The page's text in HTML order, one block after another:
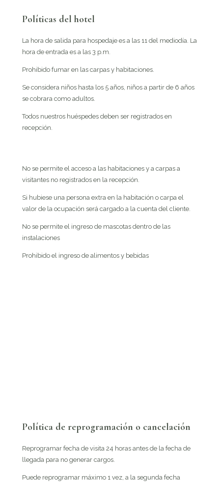
Políticas del hotel
La hora de salida para hospedaje es a las 11 del mediodía. La
hora de entrada es a las 3 p.m.
Prohibido fumar en las carpas y habitaciones.
Se considera niños hasta los 5 años, niños a partir de 6 años
se cobrara como adultos.
Todos nuestros huéspedes deben ser registrados en
recepción.
No se permite el acceso a las habitaciones y a carpas a
visitantes no registrados en la recepción.
Si hubiese una persona extra en la habitación o carpa el
valor de la ocupación será cargado a la cuenta del cliente.
No se permite el ingreso de mascotas dentro de las
instalaciones
Prohibido el ingreso de alimentos y bebidas
Política de reprogramación o cancelación
Reprogramar fecha de visita 24 horas antes de la fecha de
llegada para no generar cargos.
Puede reprogramar máximo 1 vez, a la segunda fecha